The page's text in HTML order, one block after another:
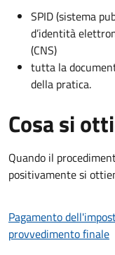
SPID (sistema
d’identità
(CNS)
tutta la
della pratica.
Cosa si
Quando il
positivamente si
Pagamento
provvedimento finale